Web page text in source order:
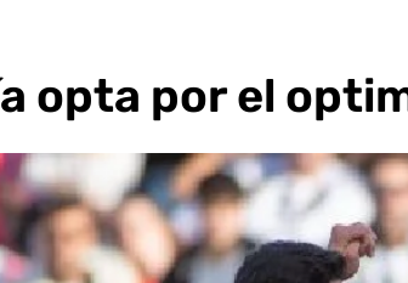
opta por el